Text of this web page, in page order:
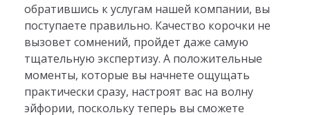
обратившись к услугам нашей компании, вы
поступаете правильно. Качество корочки не
вызовет сомнений, пройдет даже самую
тщательную экспертизу. А положительные
моменты, которые вы начнете ощущать
практически сразу, настроят вас на волну
эйфории, поскольку теперь вы сможете